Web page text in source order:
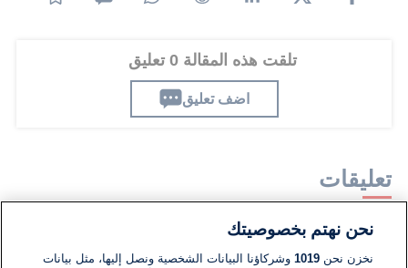
تلقت هذه المقالة 0 تعليق
اضف تعليق
تعليقات
لا توجد تعليقات مكتوبة حتى الآن. كن الأول!
نحن نهتم بخصوصيتك
نخزن نحن1019 وشركاؤنا البيانات الشخصية ونصل إليها، مثل بيانات